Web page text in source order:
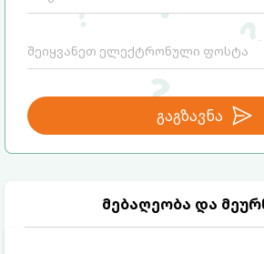
გაგზავნა
მებაღეობა და